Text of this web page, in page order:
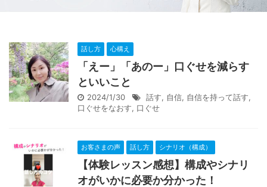
話し方 心構え
「えー」「あのー」口ぐせを減らす
といいこと
2024/1/30 話す, 自信, 自信を持って話す,
口ぐせをなおす, 口ぐせ
お客さまの声 話し方 シナリオ（構成）
【体験レッスン感想】構成やシナリ
オがいかに必要か分かった！